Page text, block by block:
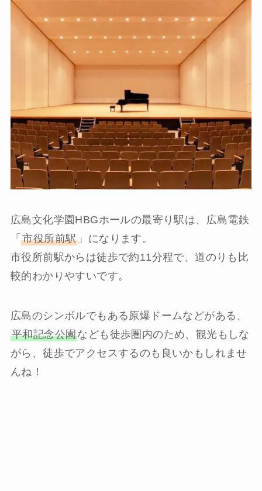
広島文化学園HBGホールの最寄り駅は、広島電鉄
「市役所前駅 」になります。
市役所前駅からは徒歩で約11分程で、道のりも比
較的わかりやすいです。
広島のシンボルでもある原爆ドームなどがある、
平和記念公園なども徒歩圏内のため、観光もしな
がら、徒歩でアクセスするのも良いかもしれませ
んね！